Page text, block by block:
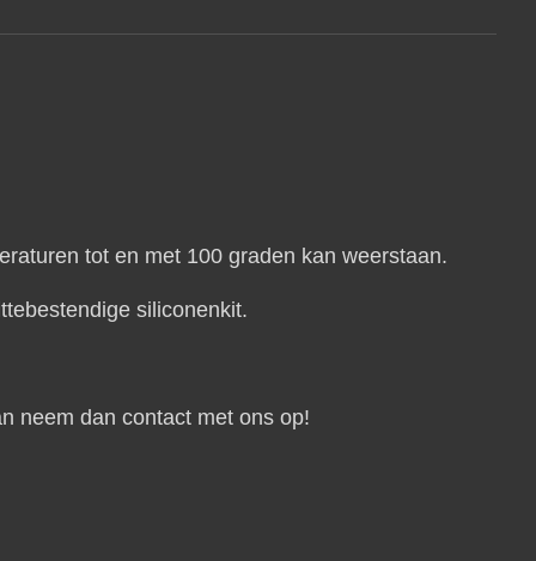
tot en met 100 graden kan weerstaan.
siliconenkit.
neem dan contact met ons op!